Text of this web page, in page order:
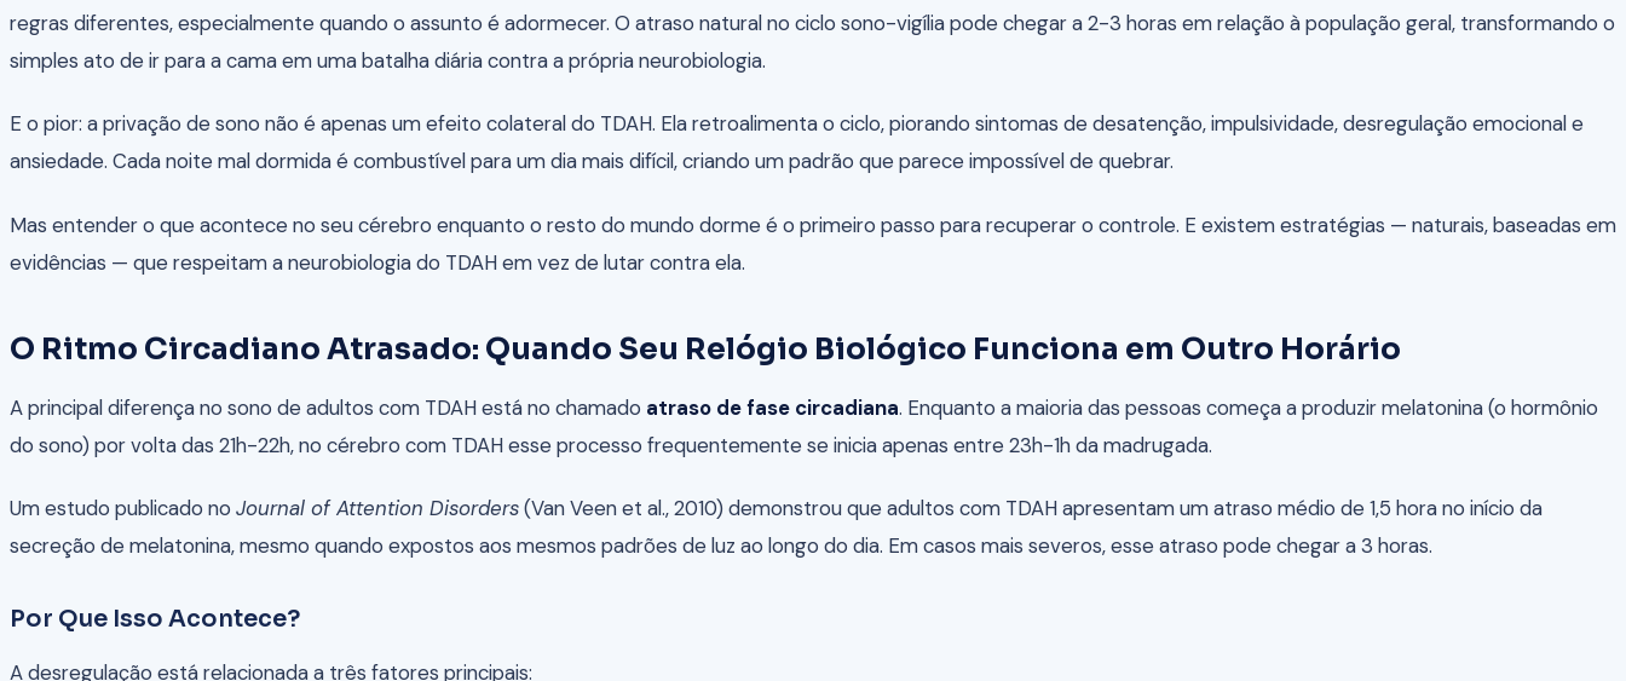
regras diferentes, especialmente quando o assunto é adormecer. O atraso natural no ciclo sono-vigília pode chegar a 2-3 horas em relação à população geral, transformando o
simples ato de ir para a cama em uma batalha diária contra a própria neurobiologia.
E o pior: a privação de sono não é apenas um efeito colateral do TDAH. Ela retroalimenta o ciclo, piorando sintomas de desatenção, impulsividade, desregulação emocional e
ansiedade. Cada noite mal dormida é combustível para um dia mais difícil, criando um padrão que parece impossível de quebrar.
Mas entender o que acontece no seu cérebro enquanto o resto do mundo dorme é o primeiro passo para recuperar o controle. E existem estratégias — naturais, baseadas em
evidências — que respeitam a neurobiologia do TDAH em vez de lutar contra ela.
O Ritmo Circadiano Atrasado: Quando Seu Relógio Biológico Funciona em Outro Horário
A principal diferença no sono de adultos com TDAH está no chamado atraso de fase circadiana. Enquanto a maioria das pessoas começa a produzir melatonina (o hormônio
do sono) por volta das 21h-22h, no cérebro com TDAH esse processo frequentemente se inicia apenas entre 23h-1h da madrugada.
Um estudo publicado no Journal of Attention Disorders(Van Veen et al., 2010) demonstrou que adultos com TDAH apresentam um atraso médio de 1,5 hora no início da
secreção de melatonina, mesmo quando expostos aos mesmos padrões de luz ao longo do dia. Em casos mais severos, esse atraso pode chegar a 3 horas.
Por Que Isso Acontece?
A desregulação está relacionada a três fatores principais: